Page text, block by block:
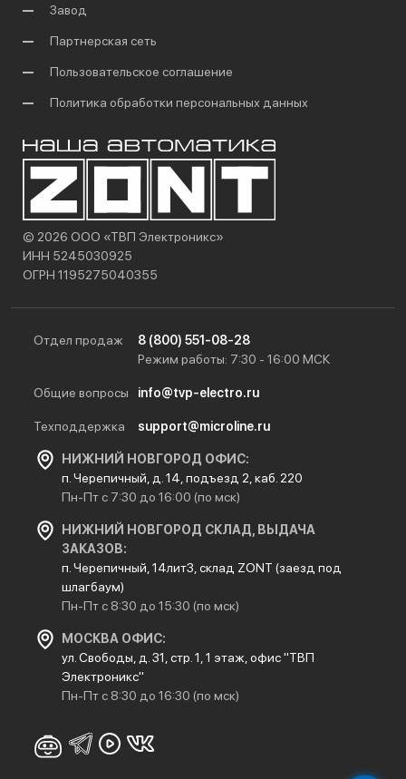
Завод
Партнерская сеть
Пользовательское соглашение
Политика обработки персональных данных
© 2026 ООО «ТВП Электроникс»
ИНН 5245030925
ОГРН 1195275040355
Отдел продаж
8 (800) 551-08-28
Режим работы: 7:30 - 16:00 МСК
Общие вопросы info@tvp-electro.ru
Техподдержка support@microline.ru
НИЖНИЙ НОВГОРОД ОФИС:
п. Черепичный, д. 14, подъезд 2, каб. 220
Пн-Пт с 7:30 до 16:00 (по мск)
НИЖНИЙ НОВГОРОД СКЛАД, ВЫДАЧА
ЗАКАЗОВ:
п. Черепичный, 14лит3, склад ZONT (заезд под
шлагбаум)
Пн-Пт с 8:30 до 15:30 (по мск)
МОСКВА ОФИС:
ул. Свободы, д. 31, стр. 1, 1 этаж, офис "ТВП
Электроникс"
Пн-Пт с 8:30 до 16:30 (по мск)